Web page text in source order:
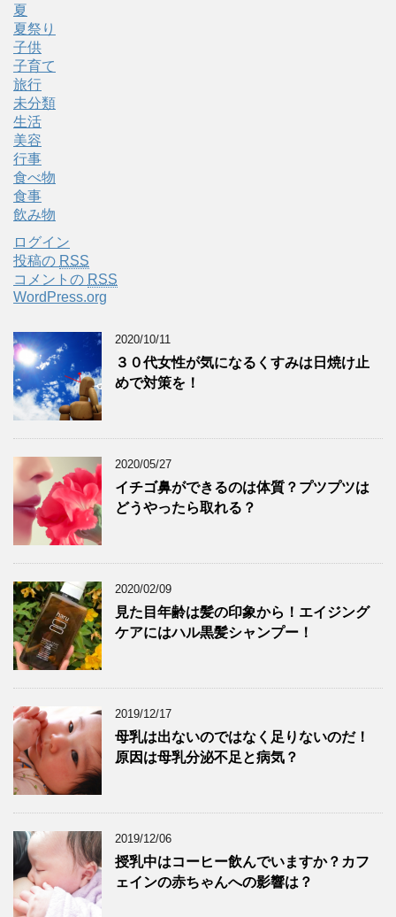
夏
夏祭り
子供
子育て
旅行
未分類
生活
美容
行事
食べ物
食事
飲み物
ログイン
投稿の RSS
コメントの RSS
WordPress.org
2020/10/11
３０代女性が気になるくすみは日焼け止
めで対策を！
2020/05/27
イチゴ鼻ができるのは体質？プツプツは
どうやったら取れる？
2020/02/09
見た目年齢は髪の印象から！エイジング
ケアにはハル黒髪シャンプー！
2019/12/17
母乳は出ないのではなく足りないのだ！
原因は母乳分泌不足と病気？
2019/12/06
授乳中はコーヒー飲んでいますか？カフ
ェインの赤ちゃんへの影響は？